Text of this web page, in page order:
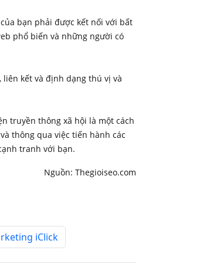
bạn phải được kết nối với bất
phổ biến và những người có
kết và định dạng thú vị và
truyền thông xã hội là một cách
thông qua việc tiến hành các
tranh với bạn.
Nguồn: Thegioiseo.com
iClick